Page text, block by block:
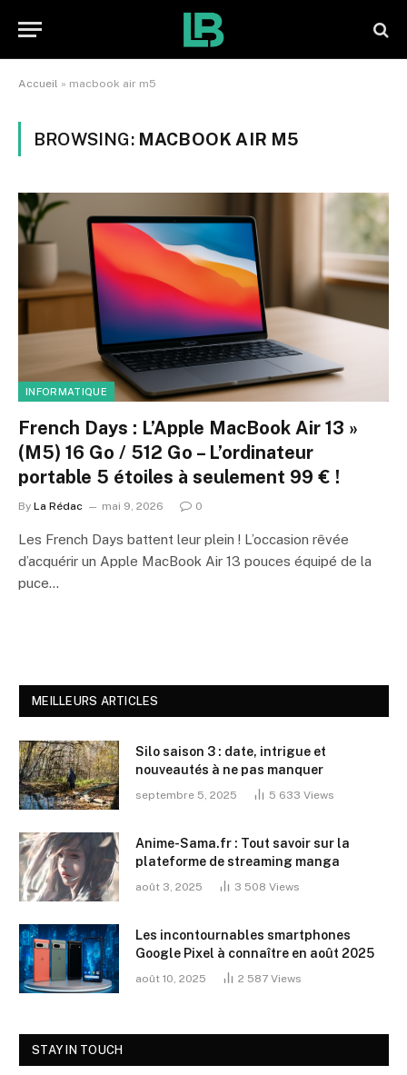
Accueil » macbook air m5
BROWSING: MACBOOK AIR M5
INFORMATIQUE
French Days : L’Apple MacBook Air 13 »
(M5) 16 Go / 512 Go – L’ordinateur
portable 5 étoiles à seulement 99 € !
By La Rédac mai 9, 2026 0
Les French Days battent leur plein ! L’occasion rêvée
d’acquérir un Apple MacBook Air 13 pouces équipé de la
puce…
MEILLEURS ARTICLES
Silo saison 3 : date, intrigue et
nouveautés à ne pas manquer
septembre 5, 2025 5 633 Views
Anime-Sama.fr : Tout savoir sur la
plateforme de streaming manga
août 3, 2025 3 508 Views
Les incontournables smartphones
Google Pixel à connaître en août 2025
août 10, 2025 2 587 Views
STAY IN TOUCH